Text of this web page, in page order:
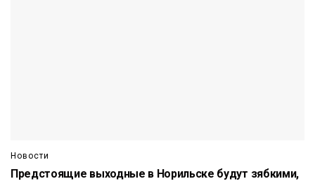
Новости
Предстоящие выходные в Норильске будут зябкими,